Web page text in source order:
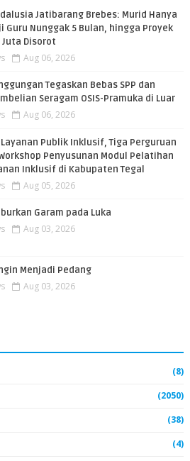
Jatibarang Brebes: Murid Hanya
Guru Nunggak 5 Bulan, hingga Proyek
Juta Disorot
Aug 06, 2026
Tegaskan Bebas SPP dan
Seragam OSIS-Pramuka di Luar
Aug 06, 2026
Publik Inklusif, Tiga Perguruan
Penyusunan Modul Pelatihan
Inklusif di Kabupaten Tegal
Aug 05, 2026
Garam pada Luka
Aug 03, 2026
Menjadi Pedang
Aug 03, 2026
(8)
(2050)
(38)
(4)